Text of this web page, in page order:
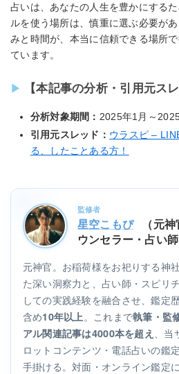
占いは、あなたの人生を豊かにする
ルを使う場所は、慎重に選ぶ必要が
みと時間が、本当に信頼できる場所
ています。
【本記事の分析・引用元スレ
分析対象期間： 2025年1月～
引用元スレッド： ウラスピ –
る、したことある方！
監修者
星空こもぴ
（元
ウンセラー・占い師
元神官。お稲荷様をお祀りする神
た深い洞察力と、占い師・スピリ
しての実践経験を融合させ、鑑定
含め10年以上 。これまで執筆・監
アル関連記事は4000本を超え
、
ロットコンテンツ・電話占いの鑑
手掛ける。対面・オンライン鑑定